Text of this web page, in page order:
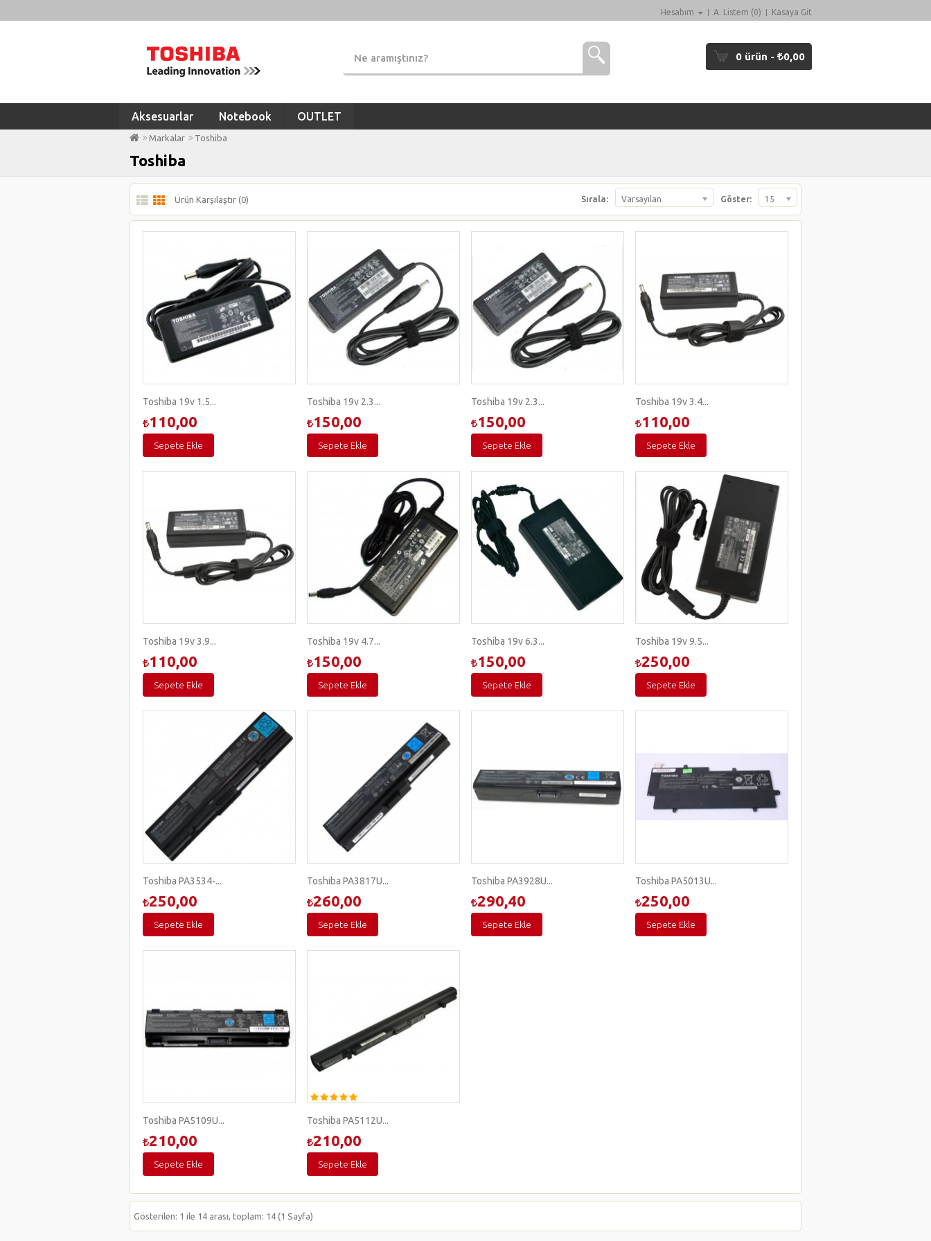
Hesabım A. Listem (0) Kasaya Git
0 ürün - 0,00
Aksesuarlar Notebook OUTLET
Markalar Toshiba
Toshiba
Ürün Karşılaştır (0) Sırala: Varsayılan Göster: 15
Toshiba 19v 1.5...
110,00
Sepete Ekle
Toshiba 19v 2.3...
150,00
Sepete Ekle
Toshiba 19v 2.3...
150,00
Sepete Ekle
Toshiba 19v 3.4...
110,00
Sepete Ekle
Toshiba 19v 3.9...
110,00
Sepete Ekle
Toshiba 19v 4.7...
150,00
Sepete Ekle
Toshiba 19v 6.3...
150,00
Sepete Ekle
Toshiba 19v 9.5...
250,00
Sepete Ekle
Toshiba PA3534-...
250,00
Sepete Ekle
Toshiba PA3817U...
260,00
Sepete Ekle
Toshiba PA3928U...
290,40
Sepete Ekle
Toshiba PA5013U...
250,00
Sepete Ekle
Toshiba PA5109U...
210,00
Sepete Ekle
Toshiba PA5112U...
210,00
Sepete Ekle
Gösterilen: 1 ile 14 arası, toplam: 14 (1 Sayfa)